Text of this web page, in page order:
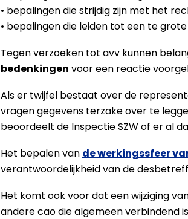
• bepalingen die strijdig zijn met het
• bepalingen die leiden tot een te
Tegen verzoeken tot avv kunnen
bedenkingen voor een reactie
Als er twijfel bestaat over de
vragen gegevens terzake over te
beoordeelt de Inspectie SZW of er al
Het bepalen van de werkingssfeer
verantwoordelijkheid van de
Het komt ook voor dat een wijziging
andere cao die algemeen verbindend